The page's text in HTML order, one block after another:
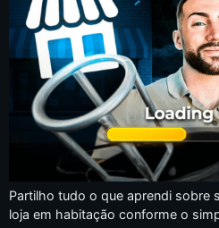
Partilho tudo o que aprendi sobre
loja em habitação conforme o